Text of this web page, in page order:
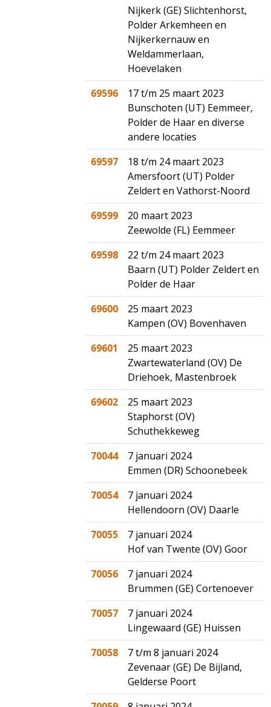
Nijkerk (GE) Slichtenhorst,
Polder Arkemheen en
Nijkerkernauw en
Weldammerlaan,
Hoevelaken
69596
17 t/m 25 maart 2023
Bunschoten (UT) Eemmeer,
Polder de Haar en diverse
andere locaties
69597
18 t/m 24 maart 2023
Amersfoort (UT) Polder
Zeldert en Vathorst-Noord
69599
20 maart 2023
Zeewolde (FL) Eemmeer
69598
22 t/m 24 maart 2023
Baarn (UT) Polder Zeldert en
Polder de Haar
69600
25 maart 2023
Kampen (OV) Bovenhaven
69601
25 maart 2023
Zwartewaterland (OV) De
Driehoek, Mastenbroek
69602
25 maart 2023
Staphorst (OV)
Schuthekkeweg
70044
7 januari 2024
Emmen (DR) Schoonebeek
70054
7 januari 2024
Hellendoorn (OV) Daarle
70055
7 januari 2024
Hof van Twente (OV) Goor
70056
7 januari 2024
Brummen (GE) Cortenoever
70057
7 januari 2024
Lingewaard (GE) Huissen
70058
7 t/m 8 januari 2024
Zevenaar (GE) De Bijland,
Gelderse Poort